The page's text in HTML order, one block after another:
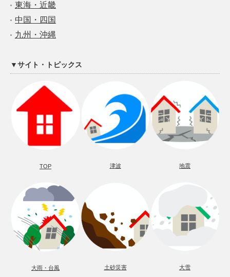
東海・近畿
中国・四国
九州・沖縄
▼サイト・トピックス
TOP 津波 地震
大雨・台風 土砂災害 大雪